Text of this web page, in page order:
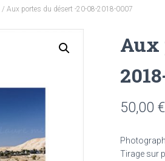
/ Aux portes du désert -20-08-2018-0007
Aux
50,00 €
Tirage sur